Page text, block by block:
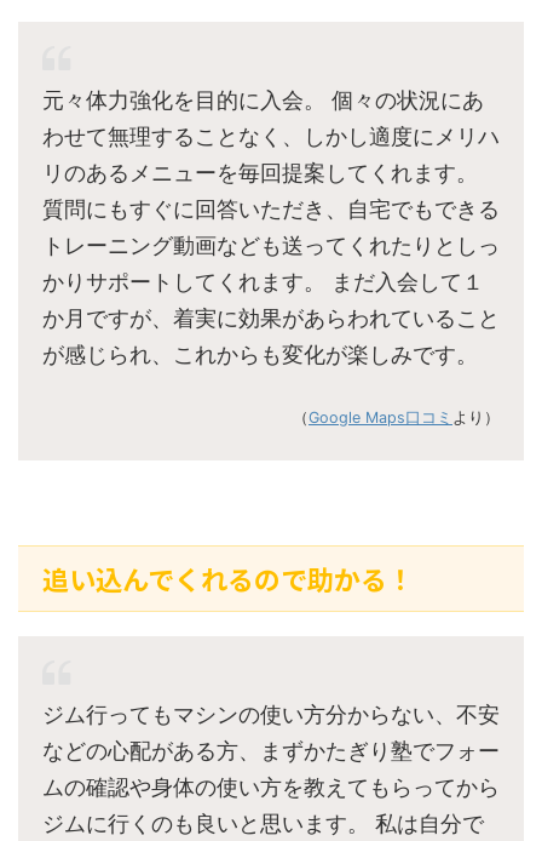
元々体力強化を目的に入会。 個々の状況にあ
わせて無理することなく、しかし適度にメリハ
リのあるメニューを毎回提案してくれます。
質問にもすぐに回答いただき、自宅でもできる
トレーニング動画なども送ってくれたりとしっ
かりサポートしてくれます。 まだ入会して１
か月ですが、着実に効果があらわれていること
が感じられ、これからも変化が楽しみです。
（Google Maps口コミ より）
追い込んでくれるので助かる！
ジム行ってもマシンの使い方分からない、不安
などの心配がある方、まずかたぎり塾でフォー
ムの確認や身体の使い方を教えてもらってから
ジムに行くのも良いと思います。 私は自分で